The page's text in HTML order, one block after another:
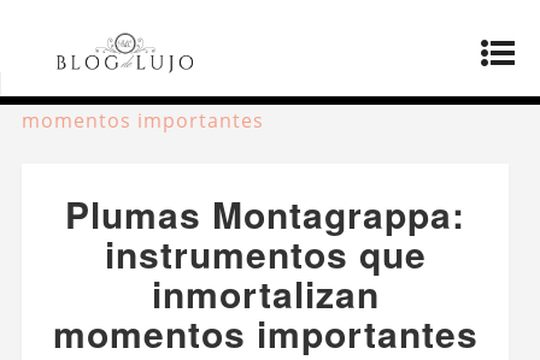
Página principal
Montagrappa: instrumentos que inmortalizan
momentos importantes
Plumas Montagrappa:
instrumentos que
inmortalizan
momentos importantes